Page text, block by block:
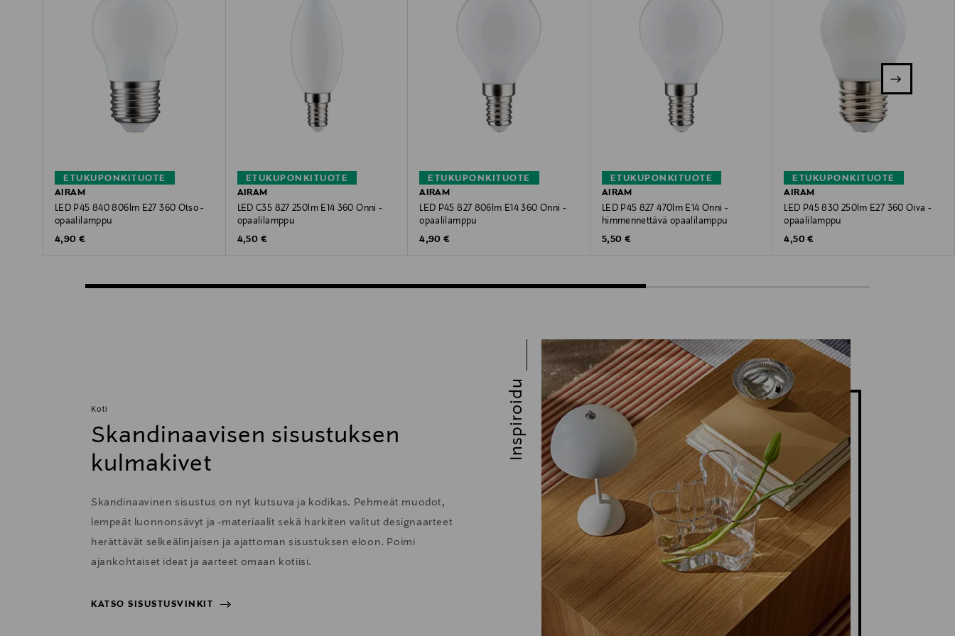
ETUKUPONKITUOTE
AIRAM
LED P45 840 806lm E27 360 Otso -
opaalilamppu
Original Price
4,90 €
ETUKUPONKITUOTE
AIRAM
LED C35 827 250lm E14 360 Onni -
opaalilamppu
Original Price
4,50 €
ETUKUPONKITUOTE
AIRAM
LED P45 827 806lm E14 360 Onni -
opaalilamppu
Original Price
4,90 €
ETUKUPONKITUOTE
AIRAM
LED P45 827 470lm E14 Onni -
himmennettävä opaalilamppu
Original Price
5,50 €
ETUKUPONKITUOTE
AIRAM
LED P45 830 250lm E27 360 Oiva -
opaalilamppu
Original Price
4,50 €
Koti
Skandinaavisen sisustuksen
kulmakivet
Skandinaavinen sisustus on nyt kutsuva ja kodikas. Pehmeät muodot,
lempeät luonnonsävyt ja -materiaalit sekä harkiten valitut designaarteet
herättävät selkeälinjaisen ja ajattoman sisustuksen eloon. Poimi
ajankohtaiset ideat ja aarteet omaan kotiisi.
KATSO SISUSTUSVINKIT
Inspiroidu